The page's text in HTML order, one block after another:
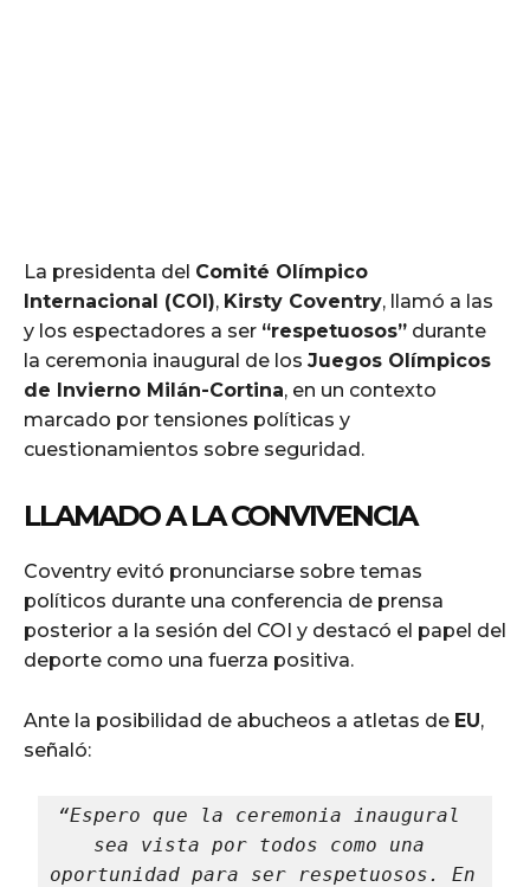
La presidenta del Comité Olímpico
Internacional (COI), Kirsty Coventry, llamó a las
y los espectadores a ser “respetuosos” durante
la ceremonia inaugural de los Juegos Olímpicos
de Invierno Milán-Cortina, en un contexto
marcado por tensiones políticas y
cuestionamientos sobre seguridad.
LLAMADO A LA CONVIVENCIA
Coventry evitó pronunciarse sobre temas
políticos durante una conferencia de prensa
posterior a la sesión del COI y destacó el papel del
deporte como una fuerza positiva.
Ante la posibilidad de abucheos a atletas de EU,
señaló:
“Espero que la ceremonia inaugural
sea vista por todos como una
oportunidad para ser respetuosos. En